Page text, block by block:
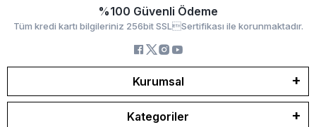
%100 Güvenli Ödeme
Tüm kredi kartı bilgileriniz 256bit SSLSertifikası ile korunmaktadır.
Kurumsal
Kategoriler